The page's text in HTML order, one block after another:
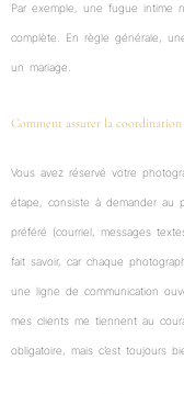
Par exemple, une fugue intime
complète. En règle générale,
un mariage.
Comment assurer la
Vous avez réservé votre
étape, consiste à demander au
préféré (courriel, messages
fait savoir, car chaque
une ligne de communication
mes clients me tiennent au
obligatoire, mais c’est toujours